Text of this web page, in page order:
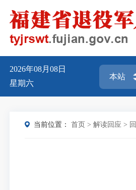
2026年08月08日
星期六
当前位置： 首页 >解读回应 >